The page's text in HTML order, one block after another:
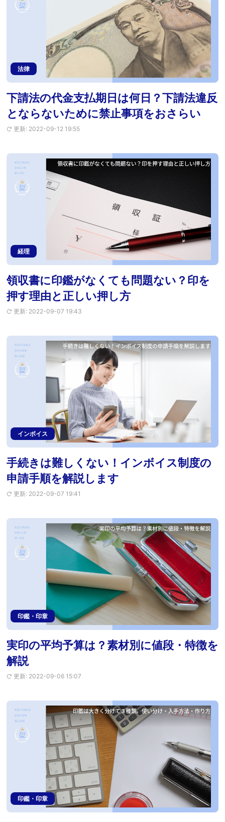
法律
下請法の代金支払期日は何日？下請法違反
とならないために禁止事項をおさらい
更新: 2022-09-12 19:55
経理
領収書に印鑑がなくても問題ない？印を
押す理由と正しい押し方
更新: 2022-09-07 19:43
インボイス
手続きは難しくない！インボイス制度の
申請手順を解説します
更新: 2022-09-07 19:41
印鑑・印章
実印の平均予算は？素材別に値段・特徴を
解説
更新: 2022-09-06 15:07
印鑑・印章